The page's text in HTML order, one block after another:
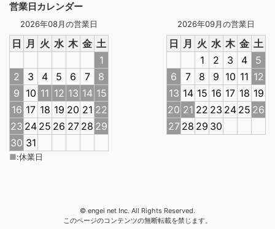
営業日カレンダー
2026年08月の営業日
日 月 火 水 木 金 土
1
2
3 4 5 6 7
8
9 10 11 12 13 14 15
16 17 18 19 20 21 22
23 24 25 26 27 28 29
30 31
2026年09月の営業日
日 月 火 水 木 金 土
1
2 3 4
5
6
7 8 9 10 11 12
13 14 15 16 17 18 19
20 21 22 23 24 25 26
27 28 29 30
■:休業日
© engei net Inc. All Rights Reserved.
このページのコンテンツの無断転載を禁じます。